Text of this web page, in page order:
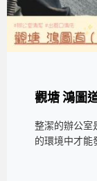
觀塘 鴻圖
整潔的辦公室
的環境中才能